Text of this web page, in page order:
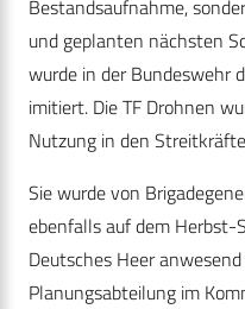
Bestandsaufnahme,
und geplanten nächsten
wurde in der Bundeswehr
imitiert. Die TF Drohnen
Nutzung in den
Sie wurde von
ebenfalls auf dem Herbst-
Deutsches Heer
Planungsabteilung im